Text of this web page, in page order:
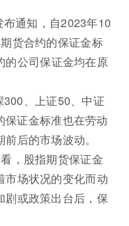
通知，自2023年10
货合约的保证金标
的公司保证金均在原
、上证50、中证
证金标准也在劳动
后的市场波动。
，股指期货保证金
市场状况的变化而动
剧或政策出台后，保